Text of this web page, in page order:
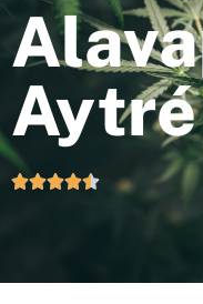
Aytré
